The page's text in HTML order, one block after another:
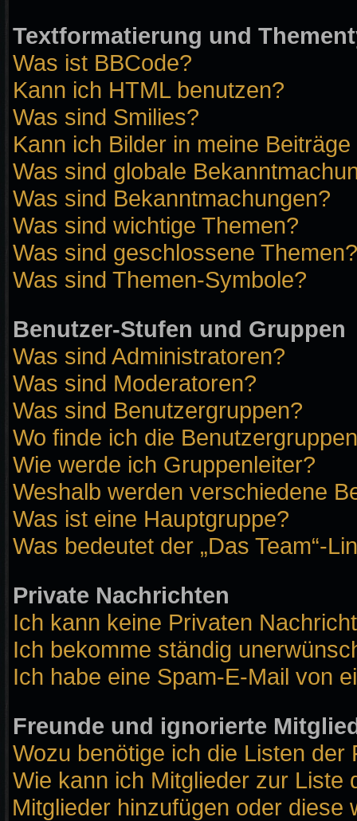
Textformatierung und
Was ist BBCode?
Kann ich HTML benutzen?
Was sind Smilies?
Kann ich Bilder in meine
Was sind globale
Was sind Bekanntmachungen?
Was sind wichtige Themen?
Was sind geschlossene Themen?
Was sind Themen-Symbole?
Benutzer-Stufen und Gruppen
Was sind Administratoren?
Was sind Moderatoren?
Was sind Benutzergruppen?
Wo finde ich die
Wie werde ich Gruppenleiter?
Weshalb werden verschiedene
Was ist eine Hauptgruppe?
Was bedeutet der „Das Team“-
Private Nachrichten
Ich kann keine Privaten
Ich bekomme ständig
Ich habe eine Spam-E-Mail von
Freunde und ignorierte
Wozu benötige ich die Listen
Wie kann ich Mitglieder zur
Mitglieder hinzufügen oder